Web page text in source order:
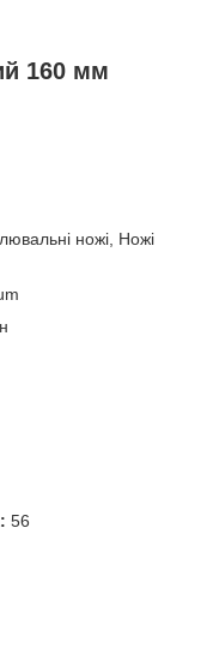
160 мм
ножі, Ножі
56